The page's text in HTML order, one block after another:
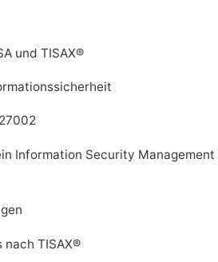
und TISAX®
Information Security Management
TISAX®